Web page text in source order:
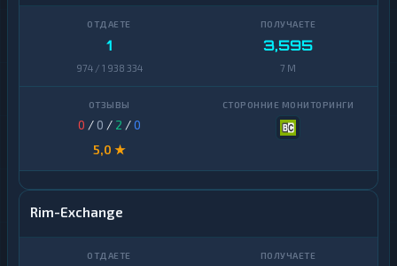
1
974 / 1 938 334
3,595
7 M
0 / 0 / 2 /0
5,0 ★
Rim-Exchange